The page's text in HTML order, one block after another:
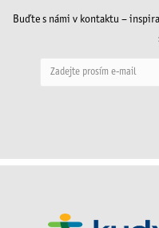
Buďte s námi v kontaktu –